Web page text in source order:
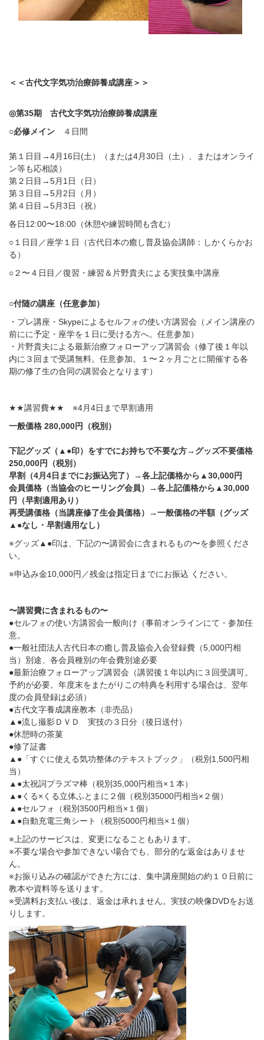
＜＜古代文字気功治療師養成講座＞＞
◎第35期 古代文字気功治療師養成講座
○必修メイン ４日間
第１日目 →4月16日(土）（または4月30日（土）、またはオンライ
ン等も応相談）
第２日目 →5月1日（日）
第３日目 →5月2日（月）
第４日目 →5月3日（祝）
各日12:00〜18:00 （休憩や練習時間も含む）
○１日目／座学１日（古代日本の癒し普及協会講師：しかくらかお
る）
○２〜４日目／復習・練習＆片野貴夫による実技集中講座
○付随の講座（任意参加）
・プレ講座・ Skypeによるセルフォの使い方講習会（メイン講座の
前にに予定・座学を１日に受ける方へ。任意参加）
・片野貴夫による最新治療フォローアップ講習会（修了後１年以
内に３回まで受講無料。任意参加。１〜２ヶ月ごとに開催する各
期の修了生の合同の講習会となります）
★★講習費★★ ※4月4日まで早割適用
一般価格 280,000円（税別）
下記グッズ（ ▲●印）をすでにお持ちで不要な方→ グッズ不要価格
250,000円（税別）
早割（4月4日までにお振込完了）
→各上記価格から ▲30,000円
会員価格（当協会のヒーリング会員）
→各上記価格から ▲30,000
円（早割適用あり）
再受講価格（当講座修了生会員価格）
→一般価格の半額（グッズ
▲●なし・早割適用なし）
※グッズ▲●印は、下記の〜講習会に含まれるもの〜を参照くださ
い。
※申込み金10,000円／残金は指定日までにお振込 ください。
〜講習費に含まれるもの〜
●セルフォの使い方講習会一般向け（事前オンラインにて・参加任
意。
●一般社団法人古代日本の癒し普及協会入会登録費（5,000円相
当）別途、各会員種別の年会費別途必要
●最新治療フォローアップ講習会（講習後１年以内に３回受講可。
予約が必要。年度末をまたがりこの特典を利用する場合は、翌年
度の会員登録は必須）
●古代文字養成講座教本（非売品）
▲●流し撮影ＤＶＤ 実技の３日分（後日送付）
●休憩時の茶菓
●修了証書
▲● 「すぐに使える気功整体のテキストブック」（税別 1,500円相
当）
▲●太祝詞プラズマ棒（税別35,000円相当× １本）
▲●くる× くる立体ふとまに２個（税別35000円相当× ２個）
▲●セルフォ（税別3500円相当× １個）
▲●自動充電三角シート（税別5000円相当× １個）
※上記のサービスは、変更になることもあります。
※不要な場合や参加できない場合でも、部分的な返金はありませ
ん。
※お振り込みの確認ができた方には、集中講座開始の約１０日前に
教本や資料等を送ります。
※受講料お支払い後は、返金は承れません。実技の映像DVDをお送
りします。